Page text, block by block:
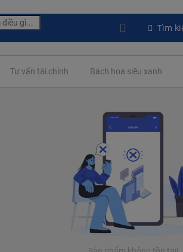
Tìm
Tư vấn tài chính Bách hoá siêu xanh